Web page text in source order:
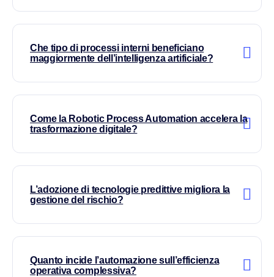
Che tipo di processi interni beneficiano
maggiormente dell’intelligenza artificiale?
Come la Robotic Process Automation accelera la
trasformazione digitale?
L’adozione di tecnologie predittive migliora la
gestione del rischio?
Quanto incide l’automazione sull’efficienza
operativa complessiva?